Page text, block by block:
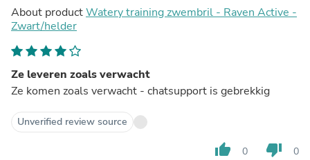
About productWatery training zwembril - Raven Active -
Zwart/helder
Ze leveren zoals verwacht
Ze komen zoals verwacht - chatsupport is gebrekkig
Unverified review source
thumb_up 0 thumb_down 0